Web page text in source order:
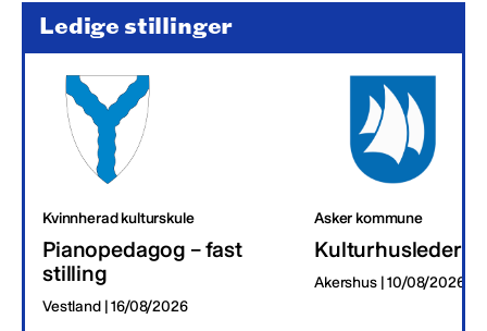
Ledige stillinger
Kvinnherad kulturskule
Pianopedagog – fast
stilling
Vestland | 16/08/2026
Asker kommune
Kulturhusleder
Akershus | 10/08/2026